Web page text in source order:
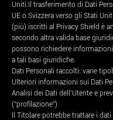
Uniti.Il trasferimento di Dati
UE o Svizzera verso gli Stati
(più) iscritti al Privacy Shield è
secondo altra valida base
possono richiedere
a tali basi giuridiche.
Dati Personali raccolti: varie
Ulteriori informazioni sui Dati
Analisi dei Dati dell’Utente e
(“profilazione”)
Il Titolare potrebbe trattare i